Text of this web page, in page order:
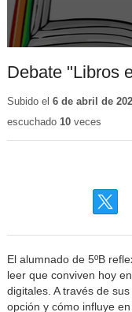
Debate "Libros
Subido el 6 de abril de
escuchado 10veces
El alumnado de 5ºB
leer que conviven hoy
digitales. A través de
opción y cómo influye